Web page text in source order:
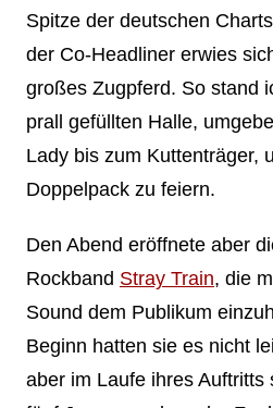
Spitze der deutschen
der Co-Headliner erwies
großes Zugpferd. So stand
prall gefüllten Halle,
Lady bis zum Kuttenträger,
Doppelpack zu feiern.
Den Abend eröffnete aber
Rockband Stray Train, die
Sound dem Publikum
Beginn hatten sie es nicht
aber im Laufe ihres Auftritts